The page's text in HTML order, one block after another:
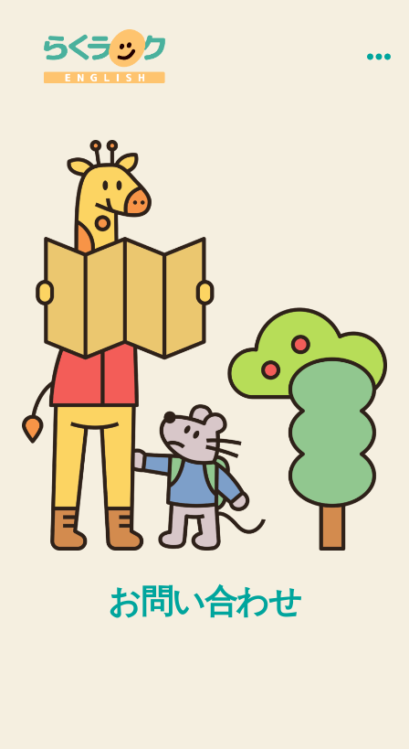
お問い合わせ